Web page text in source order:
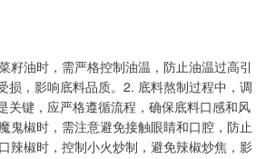
籽油时，需严格控制油温，防止油温过高引
损，影响底料品质。2. 底料熬制过程中，调
关键，应严格遵循流程，确保底料口感和风
鬼椒时，需注意避免接触眼睛和口腔，防止
辣椒时，控制小火炒制，避免辣椒炒焦，影